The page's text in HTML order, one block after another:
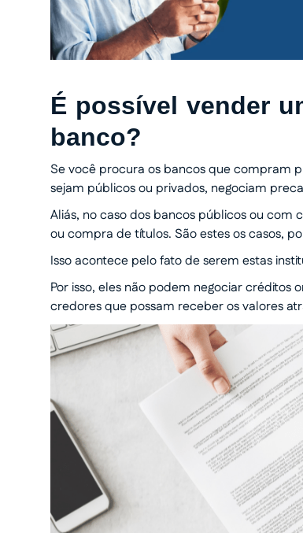
É possível vender
banco?
Se você procura os bancos que compram
sejam públicos ou privados, negociam
Aliás, no caso dos bancos públicos ou com
ou compra de títulos. São estes os casos,
Isso acontece pelo fato de serem estas
Por isso, eles não podem negociar créditos
credores que possam receber os valores